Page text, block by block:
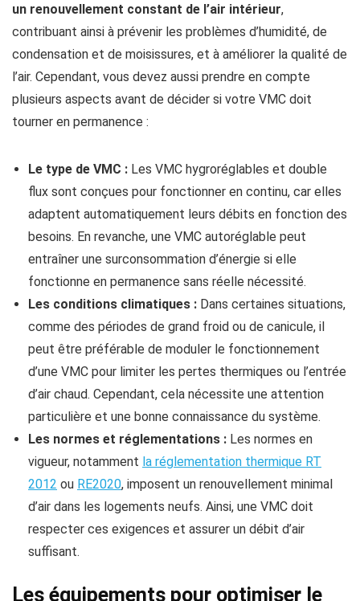
un renouvellement constant de l’air intérieur,
contribuant ainsi à prévenir les problèmes d’humidité, de
condensation et de moisissures, et à améliorer la qualité de
l’air. Cependant, vous devez aussi prendre en compte
plusieurs aspects avant de décider si votre VMC doit
tourner en permanence :
Le type de VMC : Les VMC hygroréglables et double
flux sont conçues pour fonctionner en continu, car elles
adaptent automatiquement leurs débits en fonction des
besoins. En revanche, une VMC autoréglable peut
entraîner une surconsommation d’énergie si elle
fonctionne en permanence sans réelle nécessité.
Les conditions climatiques : Dans certaines situations,
comme des périodes de grand froid ou de canicule, il
peut être préférable de moduler le fonctionnement
d’une VMC pour limiter les pertes thermiques ou l’entrée
d’air chaud. Cependant, cela nécessite une attention
particulière et une bonne connaissance du système.
Les normes et réglementations : Les normes en
vigueur, notamment la réglementation thermique RT
2012 ou RE2020, imposent un renouvellement minimal
d’air dans les logements neufs. Ainsi, une VMC doit
respecter ces exigences et assurer un débit d’air
suffisant.
Les équipements pour optimiser le